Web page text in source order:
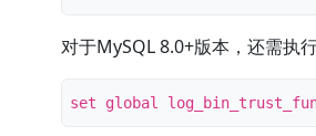
对于MySQL 8.0+版本，还需执